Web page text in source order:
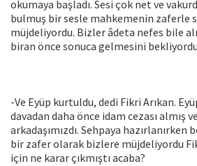
okumaya başladı. Sesi çok net ve
bulmuş bir sesle mahkemenin zaferle
müjdeliyordu. Bizler âdeta nefes bile
biran önce sonuca gelmesini
-Ve Eyüp kurtuldu, dedi Fikri Arıkan.
davadan daha önce idam cezası almış
arkadaşımızdı. Sehpaya
bir zafer olarak bizlere müjdeliyordu
için ne karar çıkmıştı acaba?